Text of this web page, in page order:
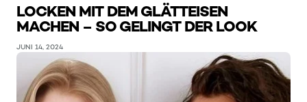
LOCKEN MIT DEM GLÄTTEISEN
MACHEN – SO GELINGT DER LOOK
JUNI 14, 2024